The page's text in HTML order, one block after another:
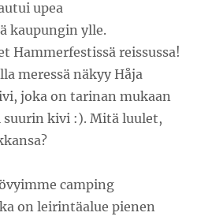
upea
kaupungin ylle.
Hammerfestissä reissussa!
meressä näkyy Håja
joka on tarinan mukaan
suurin kivi :). Mitä luulet,
camping
on leirintäalue pienen